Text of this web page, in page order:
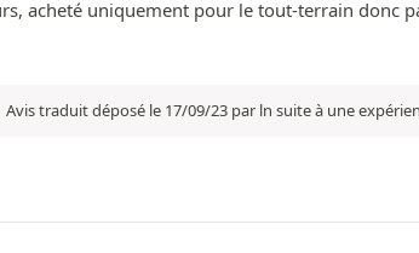
acheté uniquement pour le tout-terrain donc
Avis traduit déposé le 17/09/23 par ln suite à une